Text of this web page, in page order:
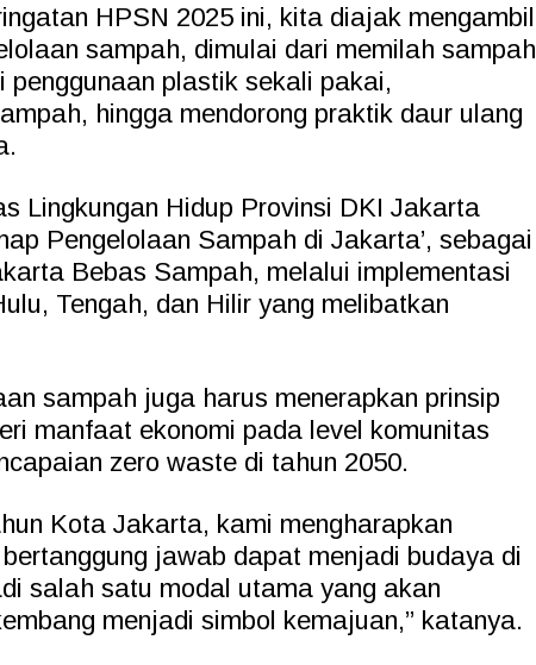
HPSN 2025 ini, kita diajak mengambil
sampah, dimulai dari memilah sampah
penggunaan plastik sekali pakai,
hingga mendorong praktik daur ulang
Lingkungan Hidup Provinsi DKI Jakarta
Pengelolaan Sampah di Jakarta’, sebagai
Bebas Sampah, melalui implementasi
Tengah, dan Hilir yang melibatkan
sampah juga harus menerapkan prinsip
manfaat ekonomi pada level komunitas
zero waste di tahun 2050.
Kota Jakarta, kami mengharapkan
jawab dapat menjadi budaya di
salah satu modal utama yang akan
menjadi simbol kemajuan,” katanya.